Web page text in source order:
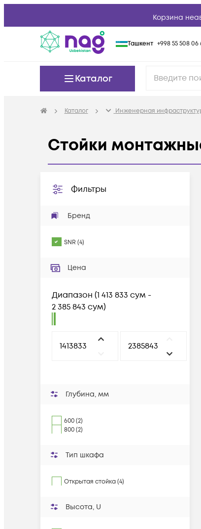
Корзина
Ташкент +998 55 508 06
Каталог
Каталог Инженерная
Стойки
Фильтры
Бренд
SNR (4)
Цена
Диапазон (1 413 833 сум -
2 385 843 сум)
Глубина, мм
600 (2)
800 (2)
Тип шкафа
Открытая стойка (4)
Высота, U